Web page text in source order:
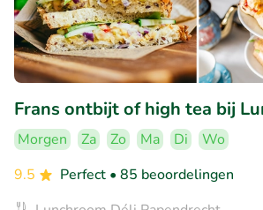
Frans ontbijt of high tea bij
Morgen Za Zo Ma Di
Wo
9.5
Perfect • 85 beoordelingen